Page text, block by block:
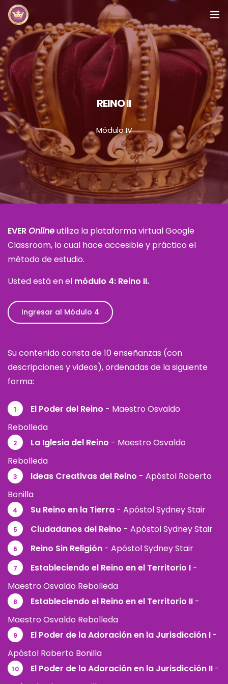
Inicio
Módulos
Preguntas Frecuentes
Contacto
REINO II
Módulo IV
EVEROnlineutiliza la plataforma virtual Google
Classroom, lo cual hace accesible y práctico el
método de estudio.
Usted está en el módulo 4: Reino II.
Ingresar al Módulo 4
Su contenido consta de 10 enseñanzas (con
descripciones y videos), ordenadas de la siguiente
forma:
1 El Poder del Reino - Maestro Osvaldo
Rebolleda
2 La Iglesia del Reino - Maestro Osvaldo
Rebolleda
3 Ideas Creativas del Reino - Apóstol Roberto
Bonilla
4 Su Reino en la Tierra - Apóstol Sydney Stair
5 Ciudadanos del Reino - Apóstol Sydney Stair
6 Reino Sin Religión - Apóstol Sydney Stair
7 Estableciendo el Reino en el Territorio I -
Maestro Osvaldo Rebolleda
8 Estableciendo el Reino en el Territorio II -
Maestro Osvaldo Rebolleda
9 El Poder de la Adoración en la Jurisdicción I -
Apóstol Roberto Bonilla
10 El Poder de la Adoración en la Jurisdicción II -